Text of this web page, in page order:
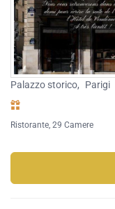
Palazzo storico, Parigi
Ristorante, 29 Camere